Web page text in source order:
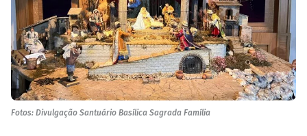
Fotos: Divulgação Santuário Basílica Sagrada Família